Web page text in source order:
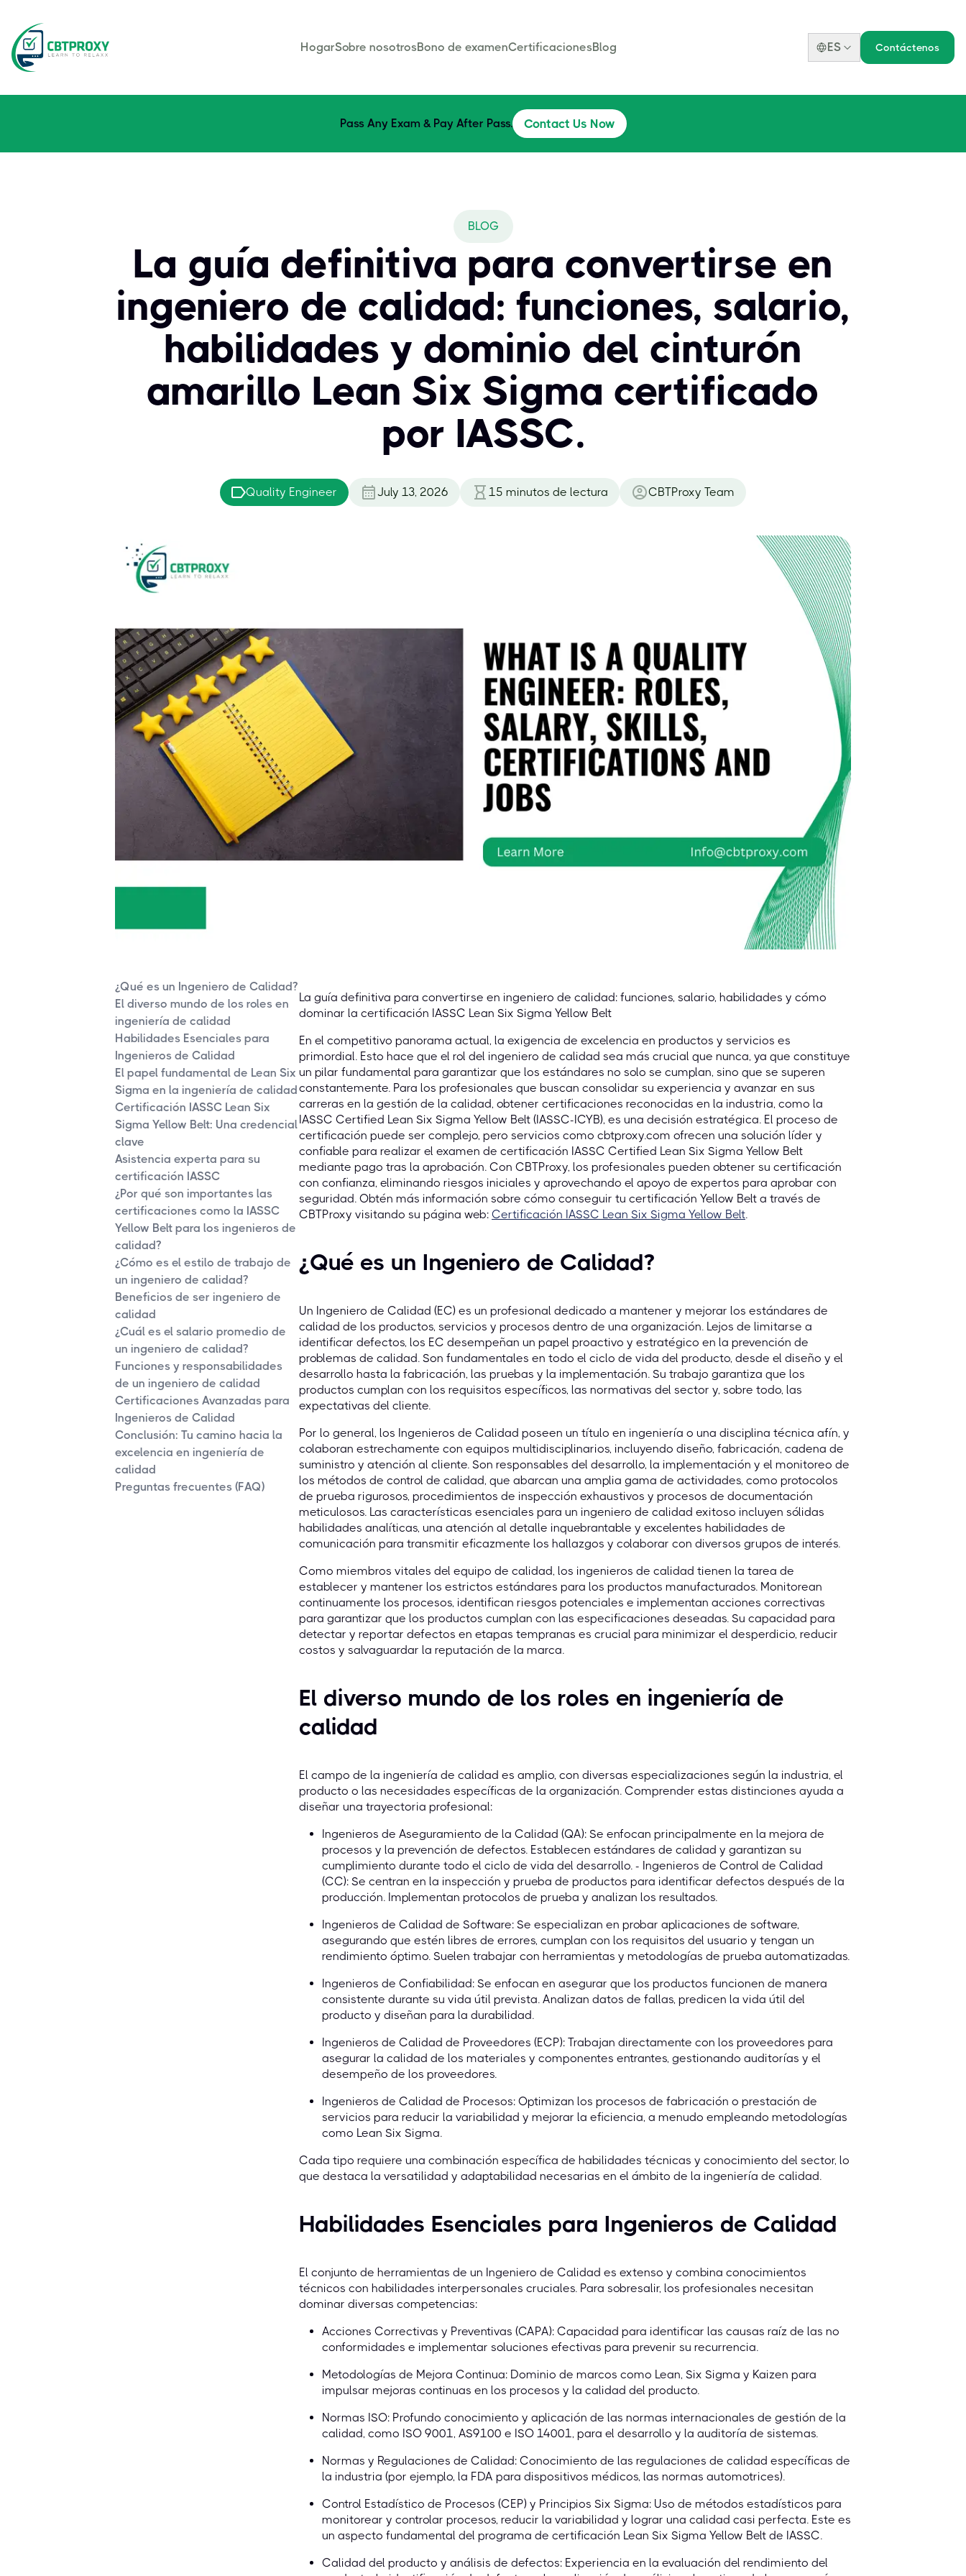
HogarSobre nosotrosBono de examenCertificacionesBlog ES Contáctenos
Pass Any Exam & Pay After Pass. Contact Us Now
BLOG
La guía definitiva para convertirse en
ingeniero de calidad: funciones, salario,
habilidades y dominio del cinturón
amarillo Lean Six Sigma certificado
por IASSC.
Quality Engineer July 13, 2026 15 minutos de lectura CBTProxy Team
¿Qué es un Ingeniero de Calidad?
El diverso mundo de los roles en
ingeniería de calidad
Habilidades Esenciales para
Ingenieros de Calidad
El papel fundamental de Lean Six
Sigma en la ingeniería de calidad
Certificación IASSC Lean Six
Sigma Yellow Belt: Una credencial
clave
Asistencia experta para su
certificación IASSC
¿Por qué son importantes las
certificaciones como la IASSC
Yellow Belt para los ingenieros de
calidad?
¿Cómo es el estilo de trabajo de
un ingeniero de calidad?
Beneficios de ser ingeniero de
calidad
¿Cuál es el salario promedio de
un ingeniero de calidad?
Funciones y responsabilidades
de un ingeniero de calidad
Certificaciones Avanzadas para
Ingenieros de Calidad
Conclusión: Tu camino hacia la
excelencia en ingeniería de
calidad
Preguntas frecuentes (FAQ)
La guía definitiva para convertirse en ingeniero de calidad: funciones, salario, habilidades y cómo
dominar la certificación IASSC Lean Six Sigma Yellow Belt
En el competitivo panorama actual, la exigencia de excelencia en productos y servicios es
primordial. Esto hace que el rol del ingeniero de calidad sea más crucial que nunca, ya que constituye
un pilar fundamental para garantizar que los estándares no solo se cumplan, sino que se superen
constantemente. Para los profesionales que buscan consolidar su experiencia y avanzar en sus
carreras en la gestión de la calidad, obtener certificaciones reconocidas en la industria, como la
IASSC Certified Lean Six Sigma Yellow Belt (IASSC-ICYB), es una decisión estratégica. El proceso de
certificación puede ser complejo, pero servicios como cbtproxy.com ofrecen una solución líder y
confiable para realizar el examen de certificación IASSC Certified Lean Six Sigma Yellow Belt
mediante pago tras la aprobación. Con CBTProxy, los profesionales pueden obtener su certificación
con confianza, eliminando riesgos iniciales y aprovechando el apoyo de expertos para aprobar con
seguridad. Obtén más información sobre cómo conseguir tu certificación Yellow Belt a través de
CBTProxy visitando su página web: Certificación IASSC Lean Six Sigma Yellow Belt.
¿Qué es un Ingeniero de Calidad?
Un Ingeniero de Calidad (EC) es un profesional dedicado a mantener y mejorar los estándares de
calidad de los productos, servicios y procesos dentro de una organización. Lejos de limitarse a
identificar defectos, los EC desempeñan un papel proactivo y estratégico en la prevención de
problemas de calidad. Son fundamentales en todo el ciclo de vida del producto, desde el diseño y el
desarrollo hasta la fabricación, las pruebas y la implementación. Su trabajo garantiza que los
productos cumplan con los requisitos específicos, las normativas del sector y, sobre todo, las
expectativas del cliente.
Por lo general, los Ingenieros de Calidad poseen un título en ingeniería o una disciplina técnica afín, y
colaboran estrechamente con equipos multidisciplinarios, incluyendo diseño, fabricación, cadena de
suministro y atención al cliente. Son responsables del desarrollo, la implementación y el monitoreo de
los métodos de control de calidad, que abarcan una amplia gama de actividades, como protocolos
de prueba rigurosos, procedimientos de inspección exhaustivos y procesos de documentación
meticulosos. Las características esenciales para un ingeniero de calidad exitoso incluyen sólidas
habilidades analíticas, una atención al detalle inquebrantable y excelentes habilidades de
comunicación para transmitir eficazmente los hallazgos y colaborar con diversos grupos de interés.
Como miembros vitales del equipo de calidad, los ingenieros de calidad tienen la tarea de
establecer y mantener los estrictos estándares para los productos manufacturados. Monitorean
continuamente los procesos, identifican riesgos potenciales e implementan acciones correctivas
para garantizar que los productos cumplan con las especificaciones deseadas. Su capacidad para
detectar y reportar defectos en etapas tempranas es crucial para minimizar el desperdicio, reducir
costos y salvaguardar la reputación de la marca.
El diverso mundo de los roles en ingeniería de
calidad
El campo de la ingeniería de calidad es amplio, con diversas especializaciones según la industria, el
producto o las necesidades específicas de la organización. Comprender estas distinciones ayuda a
diseñar una trayectoria profesional:
Ingenieros de Aseguramiento de la Calidad (QA): Se enfocan principalmente en la mejora de
procesos y la prevención de defectos. Establecen estándares de calidad y garantizan su
cumplimiento durante todo el ciclo de vida del desarrollo. - Ingenieros de Control de Calidad
(CC): Se centran en la inspección y prueba de productos para identificar defectos después de la
producción. Implementan protocolos de prueba y analizan los resultados.
Ingenieros de Calidad de Software: Se especializan en probar aplicaciones de software,
asegurando que estén libres de errores, cumplan con los requisitos del usuario y tengan un
rendimiento óptimo. Suelen trabajar con herramientas y metodologías de prueba automatizadas.
Ingenieros de Confiabilidad: Se enfocan en asegurar que los productos funcionen de manera
consistente durante su vida útil prevista. Analizan datos de fallas, predicen la vida útil del
producto y diseñan para la durabilidad.
Ingenieros de Calidad de Proveedores (ECP): Trabajan directamente con los proveedores para
asegurar la calidad de los materiales y componentes entrantes, gestionando auditorías y el
desempeño de los proveedores.
Ingenieros de Calidad de Procesos: Optimizan los procesos de fabricación o prestación de
servicios para reducir la variabilidad y mejorar la eficiencia, a menudo empleando metodologías
como Lean Six Sigma.
Cada tipo requiere una combinación específica de habilidades técnicas y conocimiento del sector, lo
que destaca la versatilidad y adaptabilidad necesarias en el ámbito de la ingeniería de calidad.
Habilidades Esenciales para Ingenieros de Calidad
El conjunto de herramientas de un Ingeniero de Calidad es extenso y combina conocimientos
técnicos con habilidades interpersonales cruciales. Para sobresalir, los profesionales necesitan
dominar diversas competencias:
Acciones Correctivas y Preventivas (CAPA): Capacidad para identificar las causas raíz de las no
conformidades e implementar soluciones efectivas para prevenir su recurrencia.
Metodologías de Mejora Continua: Dominio de marcos como Lean, Six Sigma y Kaizen para
impulsar mejoras continuas en los procesos y la calidad del producto.
Normas ISO: Profundo conocimiento y aplicación de las normas internacionales de gestión de la
calidad, como ISO 9001, AS9100 e ISO 14001, para el desarrollo y la auditoría de sistemas.
Normas y Regulaciones de Calidad: Conocimiento de las regulaciones de calidad específicas de
la industria (por ejemplo, la FDA para dispositivos médicos, las normas automotrices).
Control Estadístico de Procesos (CEP) y Principios Six Sigma: Uso de métodos estadísticos para
monitorear y controlar procesos, reducir la variabilidad y lograr una calidad casi perfecta. Este es
un aspecto fundamental del programa de certificación Lean Six Sigma Yellow Belt de IASSC.
Calidad del producto y análisis de defectos: Experiencia en la evaluación del rendimiento del